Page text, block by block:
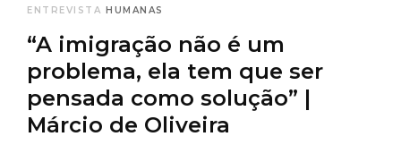
ENTREVISTA HUMANAS
“A imigração não é um
problema, ela tem que ser
pensada como solução” |
Márcio de Oliveira